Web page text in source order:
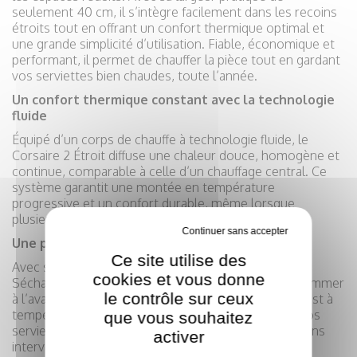
seulement 40 cm, il s’intègre facilement dans les recoins
étroits tout en offrant un confort thermique optimal et
une grande simplicité d’utilisation. Fiable, économique et
performant, il permet de chauffer la pièce tout en gardant
vos serviettes bien chaudes, toute l’année.
Un confort thermique constant avec la technologie
fluide
Équipé d’un corps de chauffe à technologie fluide, le
Corsaire 2 Étroit diffuse une chaleur douce, homogène et
continue, comparable à celle d’un chauffage central. Ce
système garantit une montée en température
progressive et un confort durable, même lorsque
plusieurs serviettes sont suspendues.
Une programmation intelligente et facile
Avec ses fonctions 24h Auto Chauffage et 24h Auto
Séchage, le Corsaire 2 Étroit vous permet de programmer
à l’avance les périodes de chauffe. La salle de bains est à
température idéale quand vous en avez besoin, et vos
serviettes sont parfaitement sèches au quotidien, sans
intervention manuelle.
Ce site utilise des
cookies et vous donne
le contrôle sur ceux
que vous souhaitez
activer
Tout refuser